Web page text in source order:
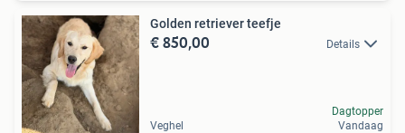
Golden retriever teefje
€ 850,00 Details
Veghel
Dagtopper
Vandaag